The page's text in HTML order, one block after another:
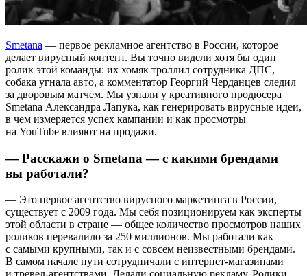
Smetana — первое рекламное агентство в России, которое
делает вирусный контент. Вы точно видели хотя бы один
ролик этой команды: их хомяк троллил сотрудника ДПС,
собака угнала авто, а комментатор Георгий Черданцев следил
за дворовым матчем. Мы узнали у креативного продюсера
Smetana Александра Лапука, как генерировать вирусные идеи,
в чем измеряется успех кампании и как просмотры
на YouTube влияют на продажи.
— Расскажи о Smetana — с какими брендами
вы работали?
— Это первое агентство вирусного маркетинга в России,
существует с 2009 года. Мы себя позиционируем как эксперты
этой области в стране — общее количество просмотров наших
роликов перевалило за 250 миллионов. Мы работали как
с самыми крупными, так и с совсем неизвестными брендами.
В самом начале пути сотрудничали с интернет-магазинами